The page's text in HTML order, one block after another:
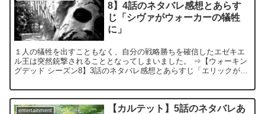
8】4話のネタバレ感想とあらす
じ「シヴァがウォーカーの犠牲
に」
１人の犠牲を出すこともなく、自分の戦略勝ちを確信したエゼキエ
ル王は突然銃撃されることとなってしまいました。 ⇒【ウォーキン
グデッド シーズン8】3話のネタバレ感想とあらすじ「エリックがウ
entertainment
【カルテット】5話のネタバレあ